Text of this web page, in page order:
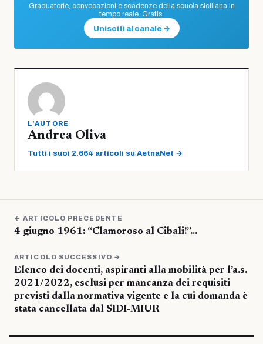
Graduatorie, convocazioni e scadenze della scuola siciliana in
tempo reale. Gratis.
Unisciti al canale →
L'AUTORE
Andrea Oliva
Tutti i suoi 2.664 articoli su AetnaNet →
← ARTICOLO PRECEDENTE
4 giugno 1961: “Clamoroso al Cibali!”…
ARTICOLO SUCCESSIVO →
Elenco dei docenti, aspiranti alla mobilità per l’a.s.
2021/2022, esclusi per mancanza dei requisiti
previsti dalla normativa vigente e la cui domanda è
stata cancellata dal SIDI-MIUR